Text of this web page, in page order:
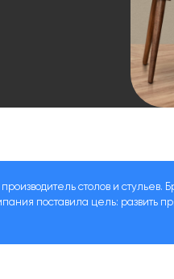
столов и стульев.
поставила цель: развить